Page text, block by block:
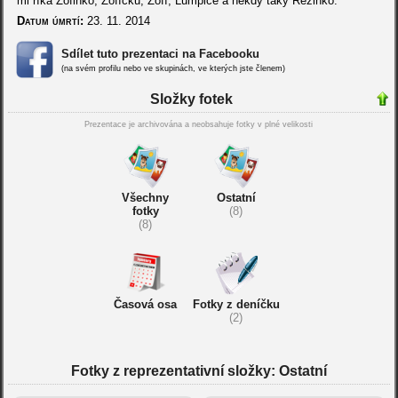
Datum úmrtí: 23. 11. 2014
Sdílet tuto prezentaci na Facebooku
(na svém profilu nebo ve skupinách, ve kterých jste členem)
Složky fotek
Prezentace je archivována a neobsahuje fotky v plné velikosti
Všechny
fotky
(8)
Ostatní
(8)
Časová osa
Fotky z deníčku
(2)
Fotky z reprezentativní složky: Ostatní